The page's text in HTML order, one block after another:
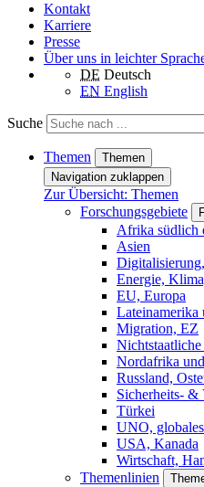
Kontakt
Karriere
Presse
Über uns in leichter
DE Deutsch
EN English
Suche
Themen
Themen
Navigation zuklappen
Zur Übersicht: Themen
Forschungsgebiete
Afrika südlich
Asien
Energie,
EU, Europa
Migration, EZ
Nordafrika
Russland,
Sicherheits- &
Türkei
UNO,
USA, Kanada
Wirtschaft,
Themenlinien